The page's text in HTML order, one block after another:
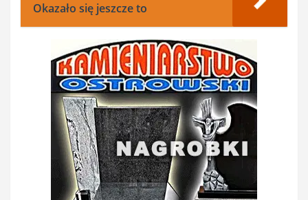
Okazało się jeszcze to